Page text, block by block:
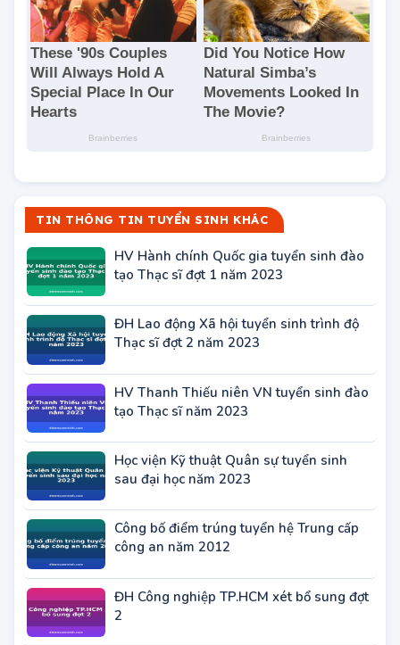
HV Hành chính Quốc gia tuyển sinh đào
ĐH Lao động Xã hội tuyển sinh trình độ
HV Thanh Thiếu niên VN tuyển sinh đào
Học viện Kỹ thuật Quân sự tuyển sinh
Công bố điểm trúng tuyển hệ Trung cấp
ĐH Công nghiệp TP.HCM xét bổ sung đợt